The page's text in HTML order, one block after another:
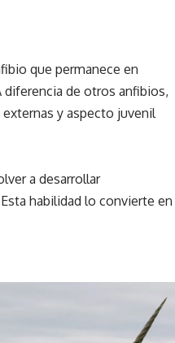
que permanece en
de otros anfibios,
y aspecto juvenil
a desarrollar
habilidad lo convierte en